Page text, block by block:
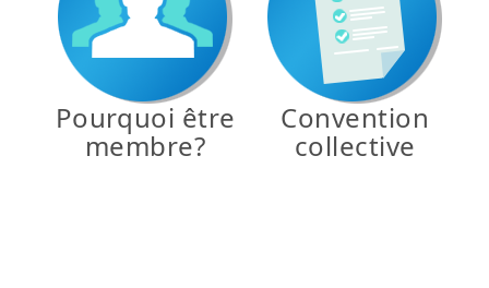
Pourquoi être
membre?
Convention
collective